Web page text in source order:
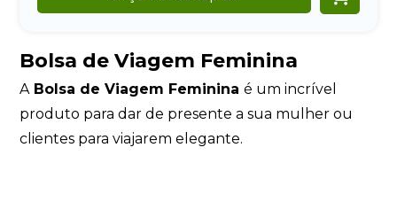
Bolsa de Viagem Feminina
A Bolsa de Viagem Femininaé um incrível
produto para dar de presente a sua mulher ou
clientes para viajarem elegante.